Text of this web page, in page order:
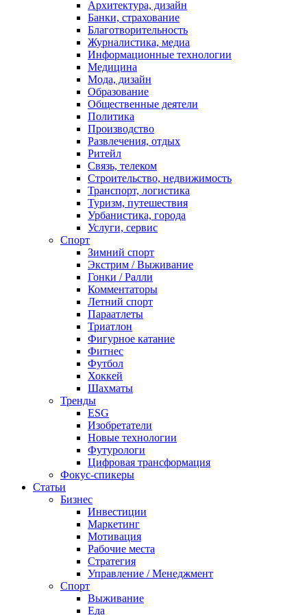
Архитектура, дизайн
Банки, страхование
Благотворительность
Журналистика, медиа
Информационные технологии
Медицина
Мода, дизайн
Образование
Общественные деятели
Политика
Производство
Развлечения, отдых
Ритейл
Связь, телеком
Строительство, недвижимость
Транспорт, логистика
Туризм, путешествия
Урбанистика, города
Услуги, сервис
Спорт
Зимний спорт
Экстрим / Выживание
Гонки / Ралли
Комментаторы
Летний спорт
Параатлеты
Триатлон
Фигурное катание
Фитнес
Футбол
Хоккей
Шахматы
Тренды
ESG
Изобретатели
Новые технологии
Футурологи
Цифровая трансформация
Фокус-спикеры
Статьи
Бизнес
Инвестиции
Маркетинг
Мотивация
Рабочие места
Стратегия
Управление / Менеджмент
Спорт
Выживание
Еда